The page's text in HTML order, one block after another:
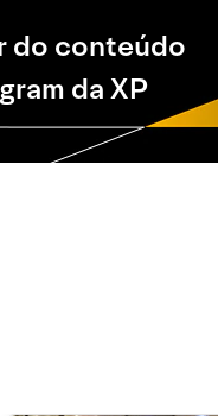
do conteúdo
da XP